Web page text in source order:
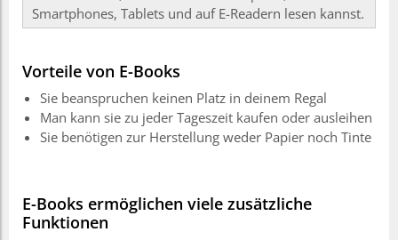
Smartphones, Tablets und auf E-Readern lesen kannst.
Vorteile von E-Books
Sie beanspruchen keinen Platz in deinem Regal
Man kann sie zu jeder Tageszeit kaufen oder ausleihen
Sie benötigen zur Herstellung weder Papier noch Tinte
E-Books ermöglichen viele zusätzliche
Funktionen